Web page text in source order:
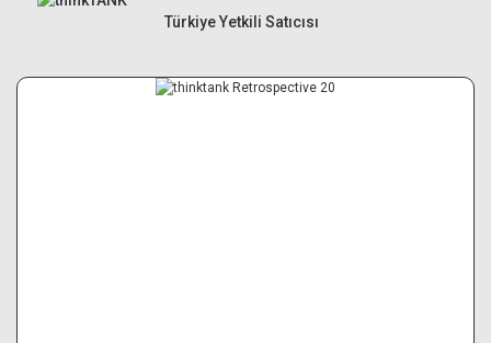
Türkiye Yetkili Satıcısı